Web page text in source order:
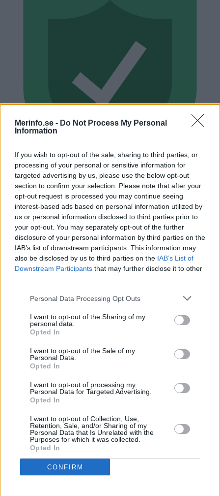
Merinfo.se - Do Not Process My Personal
Information
If you wish to opt-out of the sale, sharing to third parties, or
processing of your personal or sensitive information for
targeted advertising by us, please use the below opt-out
section to confirm your selection. Please note that after your
opt-out request is processed you may continue seeing
interest-based ads based on personal information utilized by
us or personal information disclosed to third parties prior to
your opt-out. You may separately opt-out of the further
disclosure of your personal information by third parties on the
IAB’s list of downstream participants. This information may
also be disclosed by us to third parties on the IAB’s List of
Downstream Participants that may further disclose it to other
Personal Data Processing Opt Outs
I want to opt-out of the Sharing of my
personal data.
Opted In
I want to opt-out of the Sale of my
Personal Data.
Opted In
I want to opt-out of processing my
Personal Data for Targeted Advertising.
Opted In
I want to opt-out of Collection, Use,
Retention, Sale, and/or Sharing of my
Personal Data that Is Unrelated with the
Purposes for which it was collected.
Opted In
CONFIRM
Kreditupplysning med viktig information
Ingen anmärkning, ansökan, skuldsaldo, utmätning eller
konkursbeslut registrerat.
Kontrollerat 2026-08-09
Fordon registrerade på Kristinemark AB
Bokslut & nyckeltal
Omsättning & resultat för Kristinemark AB
Alla siffror anges i hela tusental.
Omsättning(tkr)
Resultat efter finansnetto(tkr)
Antal anställda
(tkr)